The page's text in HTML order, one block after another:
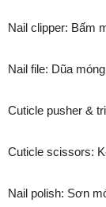
Nail clipper: Bấm
Nail file: Dũa móng
Cuticle pusher &
Cuticle scissors:
Nail polish: Sơn